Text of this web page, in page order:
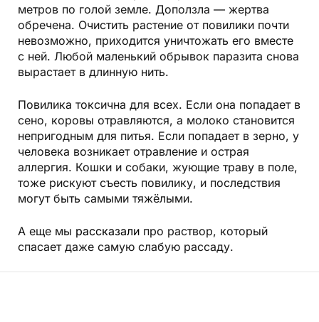
метров по голой земле. Доползла — жертва
обречена. Очистить растение от повилики почти
невозможно, приходится уничтожать его вместе
с ней. Любой маленький обрывок паразита снова
вырастает в длинную нить.
Повилика токсична для всех. Если она попадает в
сено, коровы отравляются, а молоко становится
непригодным для питья. Если попадает в зерно, у
человека возникает отравление и острая
аллергия. Кошки и собаки, жующие траву в поле,
тоже рискуют съесть повилику, и последствия
могут быть самыми тяжёлыми.
А еще мы рассказали про раствор, который
спасает даже самую слабую рассаду.